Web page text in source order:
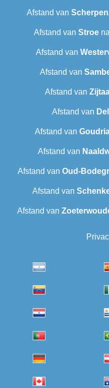
Afstand van
Afstand van Stroe
Afstand van
Afstand van
Afstand van
Afstand van
Afstand van
Afstand van
Afstand van Oud-
Afstand van
Afstand van